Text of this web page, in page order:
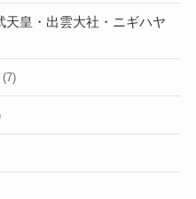
皇・出雲大社・ニギハヤ
(7)